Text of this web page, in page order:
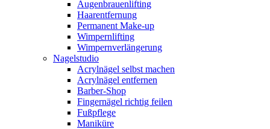
Augenbrauenlifting
Haarentfernung
Permanent Make-up
Wimpernlifting
Wimpernverlängerung
Nagelstudio
Acrylnägel selbst machen
Acrylnägel entfernen
Barber-Shop
Fingernägel richtig feilen
Fußpflege
Maniküre